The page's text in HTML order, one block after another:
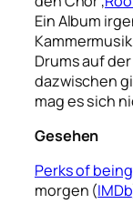
Ein Album
Drums auf
dazwischen
mag es sich
Gesehen
Perks of
morgen (IMDb